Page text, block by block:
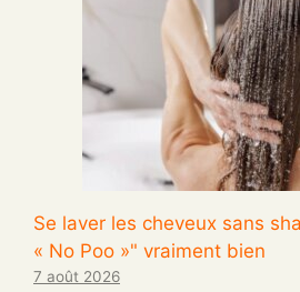
Se laver les cheveux sans
« No Poo »" vraiment bien
7 août 2026